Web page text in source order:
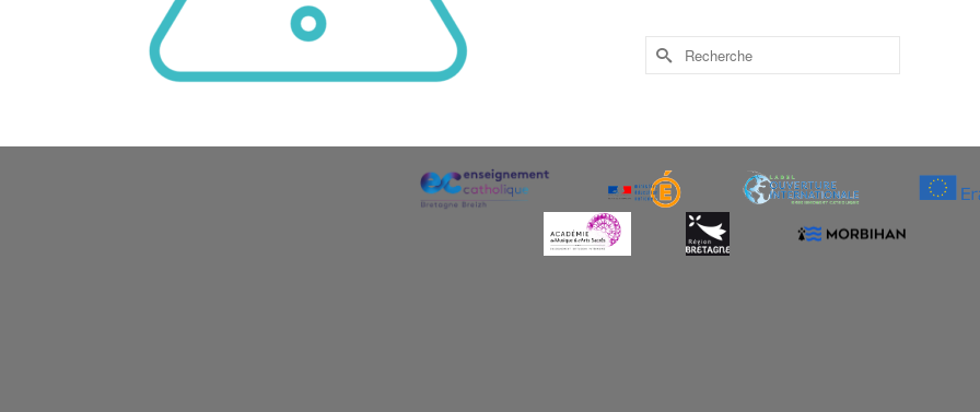
Rechercher :